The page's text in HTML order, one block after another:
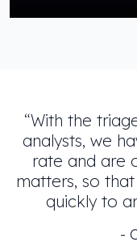
“With the
analysts, we
rate and are
matters, so
quickly to
-